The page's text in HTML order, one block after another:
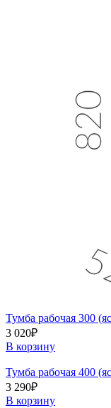
Тумба рабочая 300
3 020₽
В корзину
Тумба рабочая 400
3 290₽
В корзину